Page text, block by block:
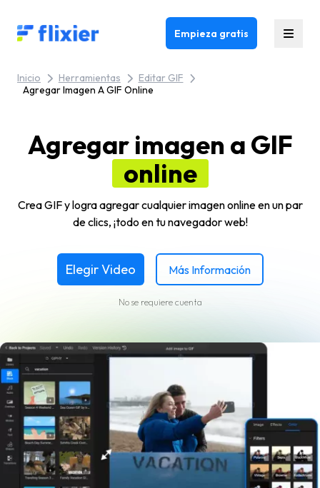
Flixier logo - Home Empieza gratis
Inicio Herramientas
Editar GIF
Agregar Imagen A GIF Online
Agregar imagen a GIF
online
Crea GIF y logra agregar cualquier imagen online en un par
de clics, ¡todo en tu navegador web!
Elegir Video Más Información
No se requiere cuenta